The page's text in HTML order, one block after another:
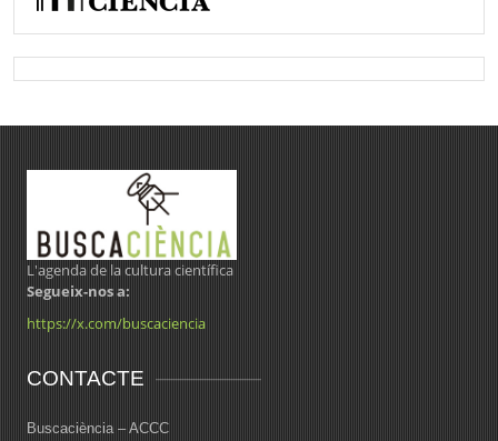
L'agenda de la cultura científica
Segueix-nos a:
https://x.com/buscaciencia
CONTACTE
Buscaciència – ACCC